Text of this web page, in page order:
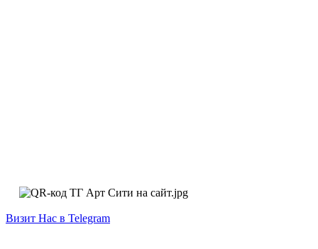
Визит Нас в Telegram